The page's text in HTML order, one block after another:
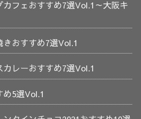
フェおすすめ7選Vol.1～大阪キ
おすすめ7選Vol.1
レーおすすめ7選Vol.1
5選Vol.1